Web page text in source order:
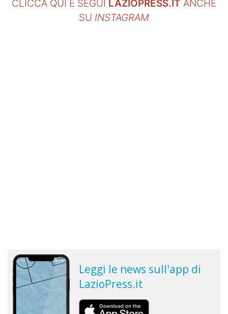
CLICCA QUI E SEGUI LAZIOPRESS.IT ANCHE
SU INSTAGRAM